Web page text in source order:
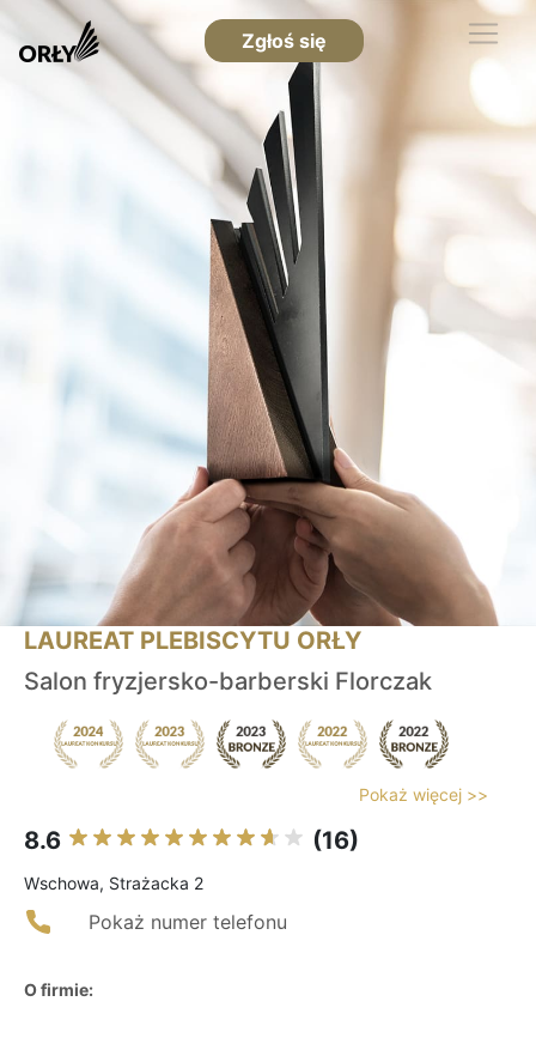
Zgłoś się
LAUREAT PLEBISCYTU ORŁY
Salon fryzjersko-barberski Florczak
Pokaż więcej >>
8.6 (16)
Wschowa, Strażacka 2
Pokaż numer telefonu
O firmie: